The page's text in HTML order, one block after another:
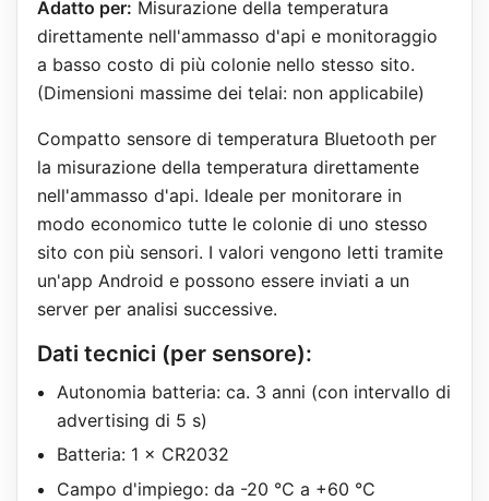
Adatto per: Misurazione della temperatura
direttamente nell'ammasso d'api e monitoraggio
a basso costo di più colonie nello stesso sito.
(Dimensioni massime dei telai: non applicabile)
Compatto sensore di temperatura Bluetooth per
la misurazione della temperatura direttamente
nell'ammasso d'api. Ideale per monitorare in
modo economico tutte le colonie di uno stesso
sito con più sensori. I valori vengono letti tramite
un'app Android e possono essere inviati a un
server per analisi successive.
Dati tecnici (per sensore):
Autonomia batteria: ca. 3 anni (con intervallo di
advertising di 5 s)
Batteria: 1 × CR2032
Campo d'impiego: da -20 °C a +60 °C